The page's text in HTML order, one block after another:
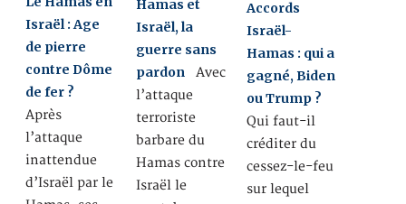
Israël : Age
de pierre
contre Dôme
de fer ?
Après
l’attaque
inattendue
d’Israël par le
Hamas et
Israël, la
guerre sans
pardon Avec
l’attaque
terroriste
barbare du
Hamas contre
Israël le
Accords
Israël-
Hamas : qui a
gagné, Biden
ou Trump ?
Qui faut-il
créditer du
cessez-le-feu
sur lequel